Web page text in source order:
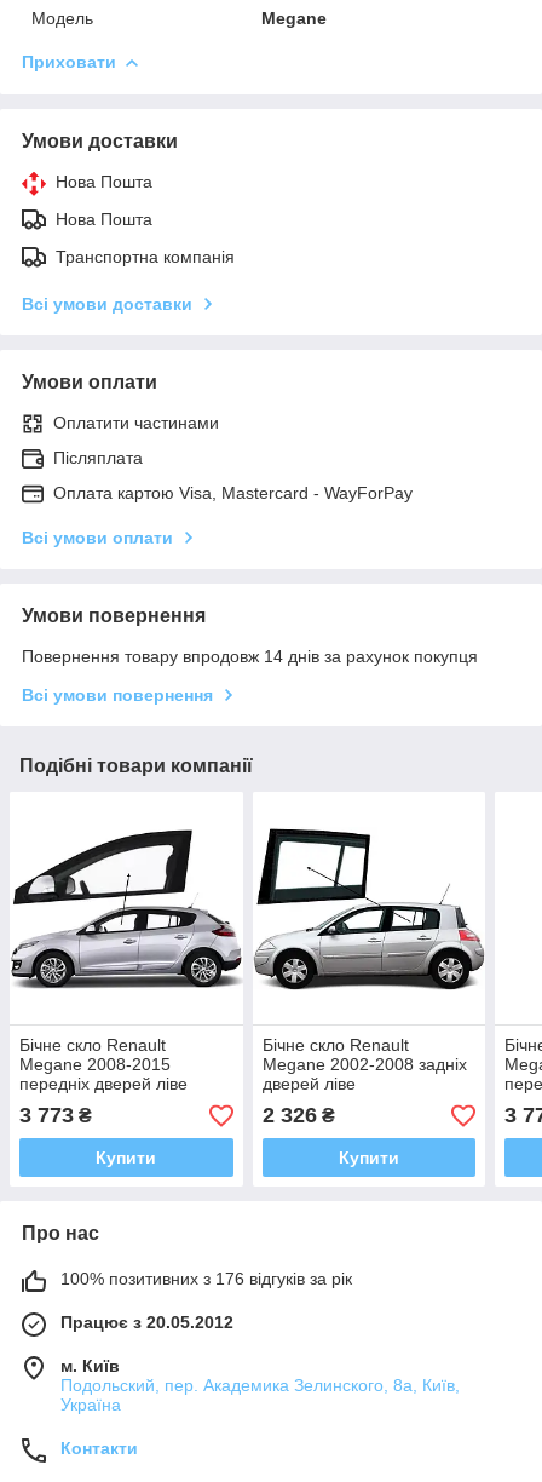
Модель
Megane
Приховати
Умови доставки
Нова Пошта
Нова Пошта
Транспортна компанія
Всі умови доставки
Умови оплати
Оплатити частинами
Післяплата
Оплата картою Visa, Mastercard - WayForPay
Всі умови оплати
Умови повернення
Повернення товару впродовж 14 днів за рахунок покупця
Всі умови повернення
Подібні товари компанії
Бічне скло Renault
Megane 2008-2015
передніх дверей ліве
3 773 ₴
Купити
Бічне скло Renault
Megane 2002-2008 задніх
дверей ліве
2 326₴
Купити
3
Про нас
100% позитивних з 176 відгуків за рік
Працює з 20.05.2012
м. Київ
Подольский, пер. Академика Зелинского, 8а, Київ,
Україна
Контакти